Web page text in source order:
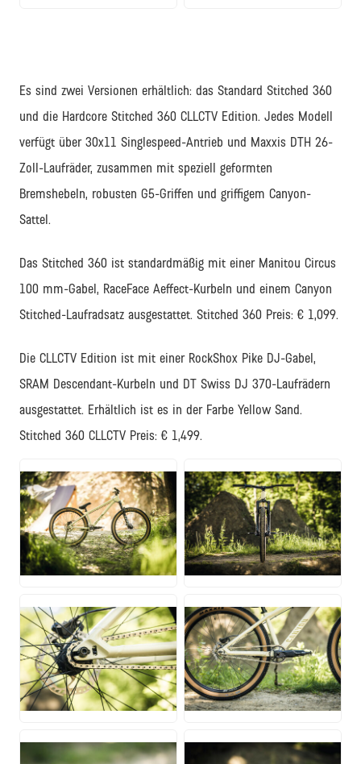
Es sind zwei Versionen erhältlich: das Standard Stitched 360
und die Hardcore Stitched 360 CLLCTV Edition. Jedes Modell
verfügt über 30x11 Singlespeed-Antrieb und Maxxis DTH 26-
Zoll-Laufräder, zusammen mit speziell geformten
Bremshebeln, robusten G5-Griffen und griffigem Canyon-
Sattel.
Das Stitched 360 ist standardmäßig mit einer Manitou Circus
100 mm-Gabel, RaceFace Aeffect-Kurbeln und einem Canyon
Stitched-Laufradsatz ausgestattet. Stitched 360 Preis: € 1,099.
Die CLLCTV Edition ist mit einer RockShox Pike DJ-Gabel,
SRAM Descendant-Kurbeln und DT Swiss DJ 370-Laufrädern
ausgestattet. Erhältlich ist es in der Farbe Yellow Sand.
Stitched 360 CLLCTV Preis: € 1,499.
JPG
JPG JPG